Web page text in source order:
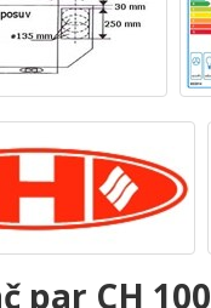
par CH 100